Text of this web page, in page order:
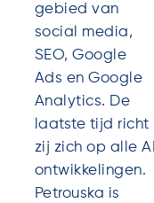
gebied van
social media,
SEO, Google
Ads en Google
Analytics. De
laatste tijd richt
zij zich op alle
ontwikkelingen.
Petrouska is